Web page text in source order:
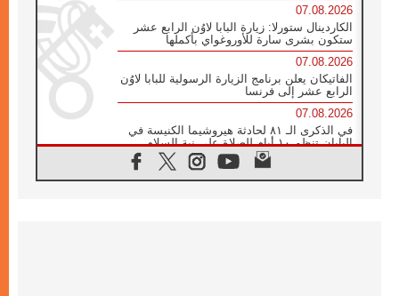
07.08.2026
الكاردينال ستورلا: زيارة البابا لاوُن الرابع عشر
ستكون بشرى سارة للأوروغواي بأكملها
07.08.2026
الفاتيكان يعلن برنامج الزيارة الرسولية للبابا لاوُن
الرابع عشر إلى فرنسا
07.08.2026
في الذكرى الـ ٨١ لحادثة هيروشيما الكنيسة في
اليابان تنظم ١٠ أيام للصلاة على نية السلام
الكنيسة في الأوروغواي: زيارة البابا ستعزز